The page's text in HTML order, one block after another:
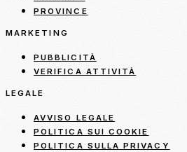
PROVINCE
MARKETING
PUBBLICITÀ
VERIFICA ATTIVITÀ
LEGALE
AVVISO LEGALE
POLITICA SUI COOKIE
POLITICA SULLA PRIVACY